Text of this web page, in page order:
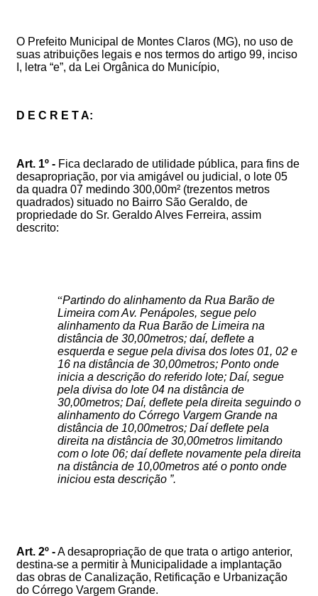
O Prefeito Municipal de Montes Claros (MG), no uso de
suas atribuições legais e nos termos do artigo 99, inciso
I, letra “e”, da Lei Orgânica do Município,
D E C R E T A:
Art. 1º - Fica declarado de utilidade pública, para fins de
desapropriação, por via amigável ou judicial, o lote 05
da quadra 07 medindo 300,00m² (trezentos metros
quadrados) situado no Bairro São Geraldo, de
propriedade do Sr. Geraldo Alves Ferreira, assim
descrito:
“Partindo do alinhamento da Rua Barão de
Limeira com Av. Penápoles, segue pelo
alinhamento da Rua Barão de Limeira na
distância de 30,00metros; daí, deflete a
esquerda e segue pela divisa dos lotes 01, 02 e
16 na distância de 30,00metros; Ponto onde
inicia a descrição do referido lote; Daí, segue
pela divisa do lote 04 na distância de
30,00metros; Daí, deflete pela direita seguindo o
alinhamento do Córrego Vargem Grande na
distância de 10,00metros; Daí deflete pela
direita na distância de 30,00metros limitando
com o lote 06; daí deflete novamente pela direita
na distância de 10,00metros até o ponto onde
iniciou esta descrição ”.
Art. 2º -A desapropriação de que trata o artigo anterior,
destina-se a permitir à Municipalidade a implantação
das obras de Canalização, Retificação e Urbanização
do Córrego Vargem Grande.